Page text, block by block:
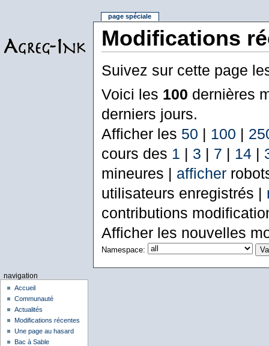
Modifications
Suivez sur cette page
Voici les 100 dernières
derniers jours.
Afficher les 50 | 100 |
cours des 1 | 3 | 7 | 14|
mineures | afficher
utilisateurs enregistrés |
contributions
Afficher les nouvelles
Namespace:
page spéciale
navigation
Accueil
Communauté
Actualités
Modifications récentes
Une page au hasard
Bac à Sable